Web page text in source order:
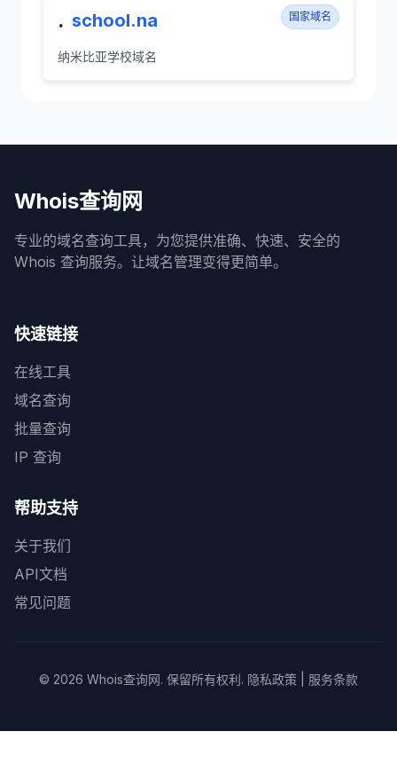
. school.na 国家域名
纳米比亚学校域名
Whois查询网
专业的域名查询工具，为您提供准确、快速、安全的
Whois 查询服务。让域名管理变得更简单。
快速链接
在线工具
域名查询
批量查询
IP 查询
帮助支持
关于我们
API文档
常见问题
© 2026 Whois查询网. 保留所有权利. 隐私政策 服务条款